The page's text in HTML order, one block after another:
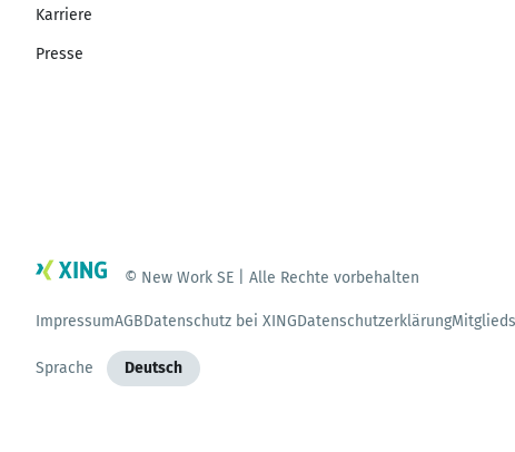
Karriere
Presse
© New Work SE | Alle Rechte vorbehalten
ImpressumAGBDatenschutz bei XINGDatenschutzerklärung
Sprache Deutsch